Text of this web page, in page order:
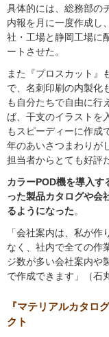
具体的には、総務部の
内報を月に一度作成し
社・工場と静岡工場に
ートさせた。
また『プロスカット』
で、名刺印刷の内製化
も自分たちで自由に行
ば、干支のイラストを
もスピーディーに作成
年のあいさつまわりが
担当者からとても好評
カラーPOD機を導入す
った製品カタログや会
るようになった。
「会社案内は、私が作
なく、社内で全ての作
ジ数が多い会社案内や
で作成できます」（石
『マテリアルカタロ
クト